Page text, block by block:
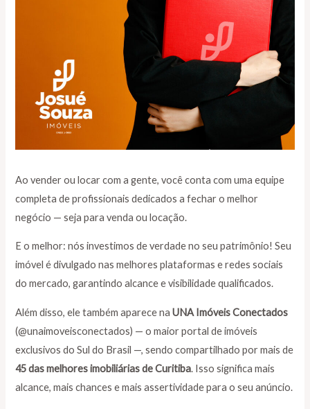
Ao vender ou locar com a gente, você conta com uma equipe
completa de profissionais dedicados a fechar o melhor
negócio — seja para venda ou locação.
E o melhor: nós investimos de verdade no seu patrimônio! Seu
imóvel é divulgado nas melhores plataformas e redes sociais
do mercado, garantindo alcance e visibilidade qualificados.
Além disso, ele também aparece naUNA Imóveis Conectados
(@unaimoveisconectados) — o maior portal de imóveis
exclusivos do Sul do Brasil —, sendo compartilhado por mais de
45 das melhores imobiliárias de Curitiba. Isso significa mais
alcance, mais chances e mais assertividade para o seu anúncio.